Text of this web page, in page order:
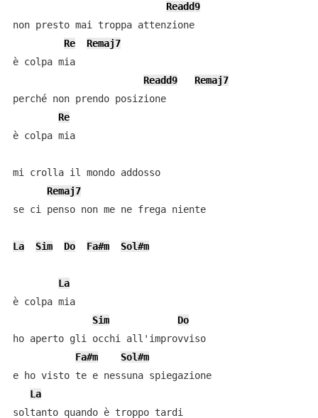
Readd9
non presto mai troppa attenzione
Re
Remaj7
è colpa mia
Readd9
Remaj7
perché non prendo posizione
Re
è colpa mia
mi crolla il mondo addosso
Remaj7
se ci penso non me ne frega niente
La Sim Do Fa#m Sol#m
La
è colpa mia
Sim
Do
ho aperto gli occhi all'improvviso
Fa#m
Sol#m
e ho visto te e nessuna spiegazione
La